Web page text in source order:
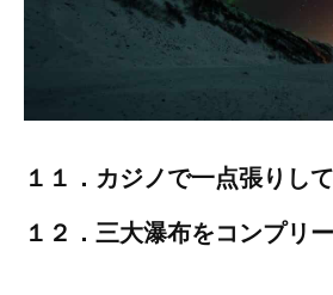
１１．カジノで一点張りし
１２．三大瀑布をコンプリ